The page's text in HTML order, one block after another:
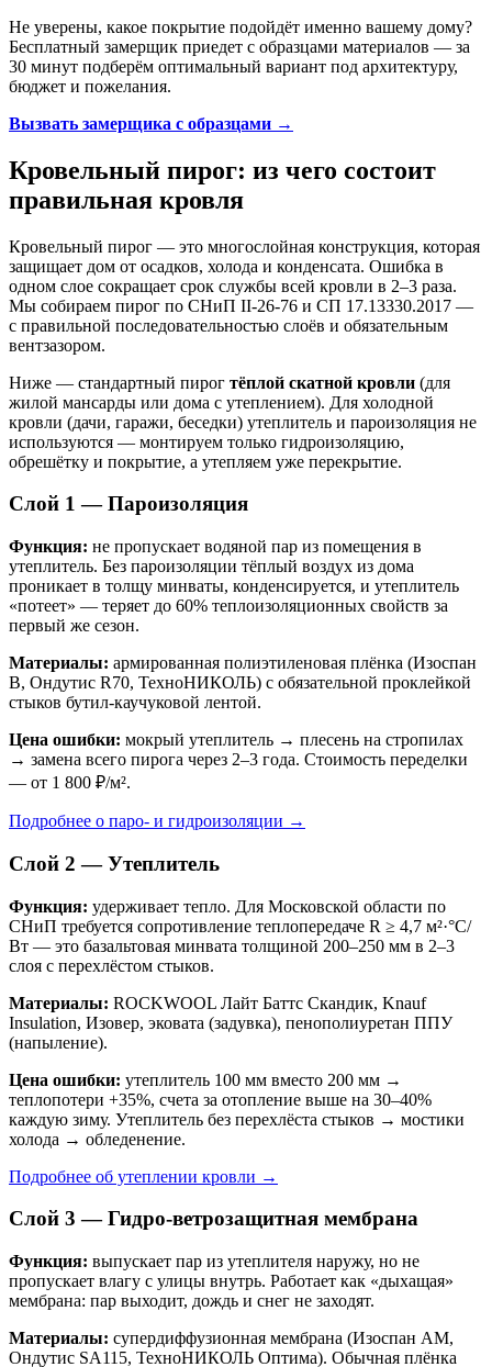
Не уверены, какое покрытие подойдёт именно вашему дому?
Бесплатный замерщик приедет с образцами материалов — за
30 минут подберём оптимальный вариант под архитектуру,
бюджет и пожелания.
Вызвать замерщика с образцами →
Кровельный пирог: из чего состоит
правильная кровля
Кровельный пирог — это многослойная конструкция, которая
защищает дом от осадков, холода и конденсата. Ошибка в
одном слое сокращает срок службы всей кровли в 2–3 раза.
Мы собираем пирог по СНиП II-26-76 и СП 17.13330.2017 —
с правильной последовательностью слоёв и обязательным
вентзазором.
Ниже — стандартный пирог тёплой скатной кровли (для
жилой мансарды или дома с утеплением). Для холодной
кровли (дачи, гаражи, беседки) утеплитель и пароизоляция не
используются — монтируем только гидроизоляцию,
обрешётку и покрытие, а утепляем уже перекрытие.
Слой 1 — Пароизоляция
Функция: не пропускает водяной пар из помещения в
утеплитель. Без пароизоляции тёплый воздух из дома
проникает в толщу минваты, конденсируется, и утеплитель
«потеет» — теряет до 60% теплоизоляционных свойств за
первый же сезон.
Материалы: армированная полиэтиленовая плёнка (Изоспан
B, Ондутис R70, ТехноНИКОЛЬ) с обязательной проклейкой
стыков бутил-каучуковой лентой.
Цена ошибки: мокрый утеплитель → плесень на стропилах
→ замена всего пирога через 2–3 года. Стоимость переделки
— от 1 800 ₽/м².
Подробнее о паро- и гидроизоляции →
Слой 2 — Утеплитель
Функция: удерживает тепло. Для Московской области по
СНиП требуется сопротивление теплопередаче R ≥ 4,7 м²·°C/
Вт — это базальтовая минвата толщиной 200–250 мм в 2–3
слоя с перехлёстом стыков.
Материалы: ROCKWOOL Лайт Баттс Скандик, Knauf
Insulation, Изовер, эковата (задувка), пенополиуретан ППУ
(напыление).
Цена ошибки: утеплитель 100 мм вместо 200 мм →
теплопотери +35%, счета за отопление выше на 30–40%
каждую зиму. Утеплитель без перехлёста стыков → мостики
холода → обледенение.
Подробнее об утеплении кровли →
Слой 3 — Гидро-ветрозащитная мембрана
Функция: выпускает пар из утеплителя наружу, но не
пропускает влагу с улицы внутрь. Работает как «дыхащая»
мембрана: пар выходит, дождь и снег не заходят.
Материалы: супердиффузионная мембрана (Изоспан АМ,
Ондутис SA115, ТехноНИКОЛЬ Оптима). Обычная плёнка